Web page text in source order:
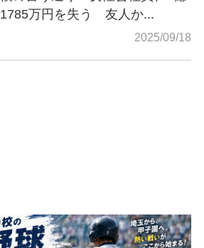
1785万円を失う 友人か...
2025/09/18